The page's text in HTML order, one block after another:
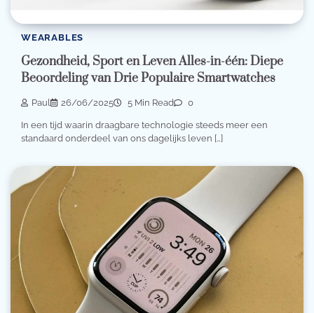
WEARABLES
Gezondheid, Sport en Leven Alles-in-één: Diepe
Beoordeling van Drie Populaire Smartwatches
Paul 26/06/2025 5 Min Read 0
In een tijd waarin draagbare technologie steeds meer een
standaard onderdeel van ons dagelijks leven […]